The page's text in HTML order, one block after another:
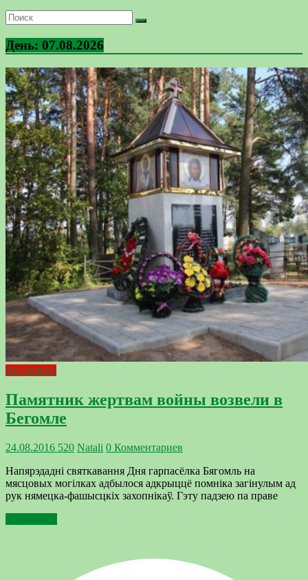
День: 07.08.2026
Актуально
Памятник жертвам войны возвели в
Бегомле
24.08.2016 520 Natali 0 Комментариев
Напярэдадні святкавання Дня гарпасёлка Бягомль на
мясцовых могілках адбылося адкрыццё помніка загінулым ад
рук нямецка-фашысцкіх захопнікаў. Гэту падзею па праве